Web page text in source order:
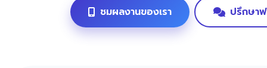
ชมผลงานของเรา ปรึกษา